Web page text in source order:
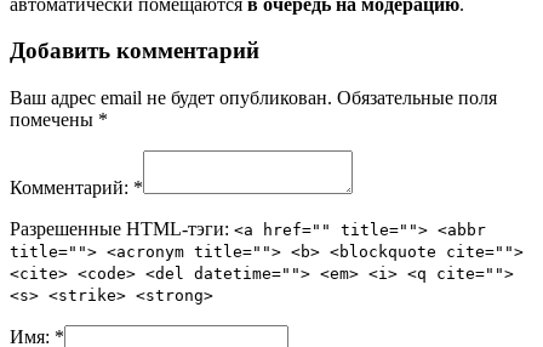
Добавить комментарий
Ваш адрес email не будет опубликован. Обязательные поля
помечены *
Комментарий: *
Разрешенные HTML-тэги: <a href="" title=""> <abbr
title=""> <acronym title=""> <b> <blockquote cite="">
<cite> <code> <del datetime=""> <em> <i> <q cite="">
<s> <strike> <strong>
Имя: *